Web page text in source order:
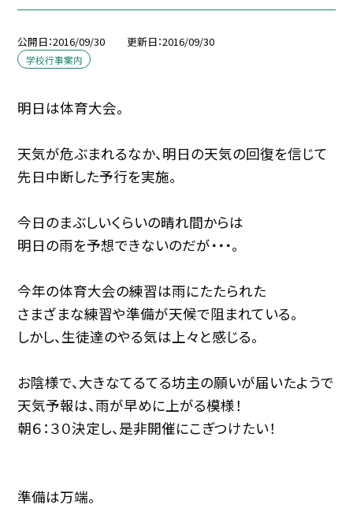
公開日 2016/09/30 更新日 2016/09/30
学校行事案内
明日は体育大会。
天気が危ぶまれるなか、明日の天気の回復を信じて
先日中断した予行を実施。
今日のまぶしいくらいの晴れ間からは
明日の雨を予想できないのだが・・・。
今年の体育大会の練習は雨にたたられた
さまざまな練習や準備が天候で阻まれている。
しかし、生徒達のやる気は上々と感じる。
お陰様で、大きなてるてる坊主の願いが届いたようで
天気予報は、雨が早めに上がる模様！
朝６：３０決定し、是非開催にこぎつけたい！
準備は万端。